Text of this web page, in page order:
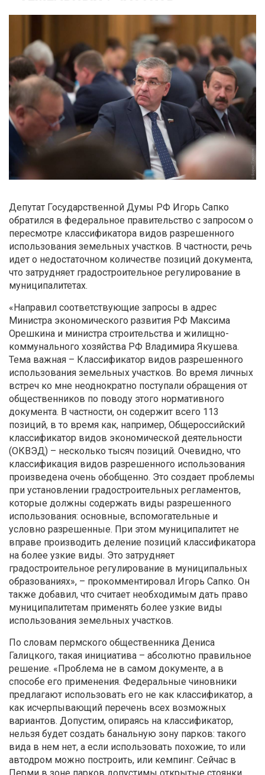
Депутат Государственной Думы РФ Игорь Сапко
обратился в федеральное правительство с запросом о
пересмотре классификатора видов разрешенного
использования земельных участков. В частности, речь
идет о недостаточном количестве позиций документа,
что затрудняет градостроительное регулирование в
муниципалитетах.
«Направил соответствующие запросы в адрес
Министра экономического развития РФ Максима
Орешкина и министра строительства и жилищно-
коммунального хозяйства РФ Владимира Якушева.
Тема важная – Классификатор видов разрешенного
использования земельных участков. Во время личных
встреч ко мне неоднократно поступали обращения от
общественников по поводу этого нормативного
документа. В частности, он содержит всего 113
позиций, в то время как, например, Общероссийский
классификатор видов экономической деятельности
(ОКВЭД) – несколько тысяч позиций. Очевидно, что
классификация видов разрешенного использования
произведена очень обобщенно. Это создает проблемы
при установлении градостроительных регламентов,
которые должны содержать виды разрешенного
использования: основные, вспомогательные и
условно разрешенные. При этом муниципалитет не
вправе производить деление позиций классификатора
на более узкие виды. Это затрудняет
градостроительное регулирование в муниципальных
образованиях», – прокомментировал Игорь Сапко. Он
также добавил, что считает необходимым дать право
муниципалитетам применять более узкие виды
использования земельных участков.
По словам пермского общественника Дениса
Галицкого, такая инициатива – абсолютно правильное
решение. «Проблема не в самом документе, а в
способе его применения. Федеральные чиновники
предлагают использовать его не как классификатор, а
как исчерпывающий перечень всех возможных
вариантов. Допустим, опираясь на классификатор,
нельзя будет создать банальную зону парков: такого
вида в нем нет, а если использовать похожие, то или
автодром можно построить, или кемпинг. Сейчас в